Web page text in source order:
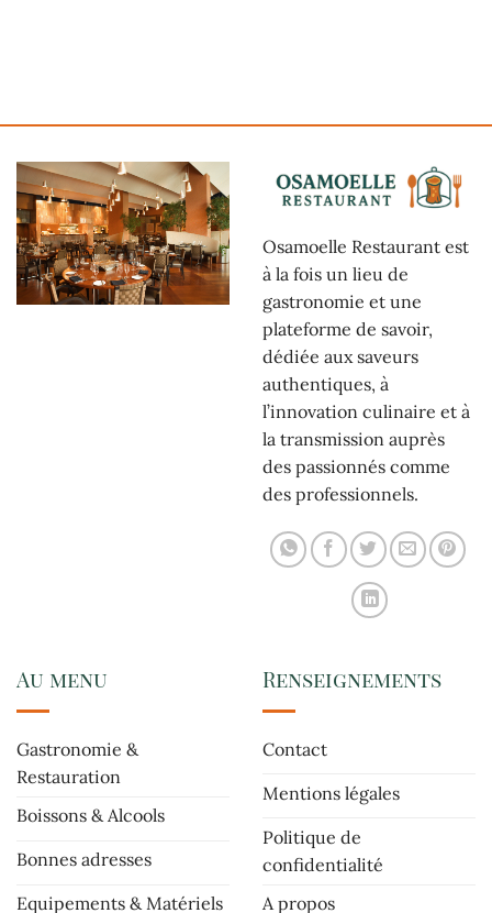
Osamoelle Restaurant est
à la fois un lieu de
gastronomie et une
plateforme de savoir,
dédiée aux saveurs
authentiques, à
l’innovation culinaire et à
la transmission auprès
des passionnés comme
des professionnels.
Au menu
Gastronomie &
Restauration
Boissons & Alcools
Bonnes adresses
Equipements & Matériels
Renseignements
Contact
Mentions légales
Politique de
confidentialité
A propos